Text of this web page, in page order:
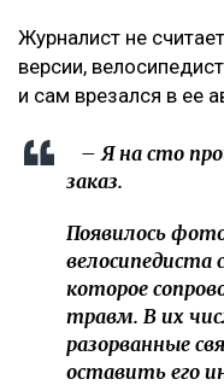
Журналист не
версии,
и сам врезался в ее
– Я на сто
заказ.
Появилось
которое
травм. В их
разорванные
оставить его